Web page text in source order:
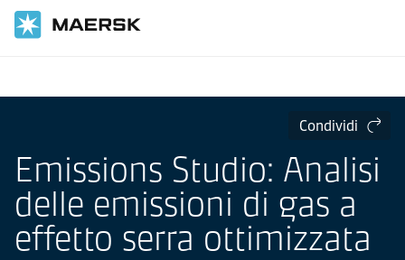
Condividi
Emissions Studio: Analisi
delle emissioni di gas a
effetto serra ottimizzata